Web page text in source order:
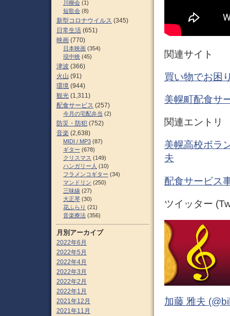
関連サイト
買い物でお困
美幌町配食サ
関連エントリ
美幌高校ボラ
夫
配食サービス
ツイッター
加藤 雅夫
川柳会 (1)
短歌会 (8)
新型コロナウイルス (345)
日常生活 (651)
映画 (770)
日本映画 (354)
現中映 (45)
津波 (366)
火山 (91)
環境 (944)
観光 (1,311)
配食サービス (257)
今月の宅配弁当 (2)
防災・防犯 (752)
音楽 (2,638)
MIDI / MP3 (87)
ギター (678)
クリスマス (149)
ハンガリー人 (10)
フラメンコギター (34)
マンドリン (250)
三味線 (27)
大正琴 (30)
花ふらり (21)
音楽療法 (356)
月別アーカイブ
2022年6月
2022年5月
2022年4月
2022年3月
2022年2月
2022年1月
2021年12月
2021年11月